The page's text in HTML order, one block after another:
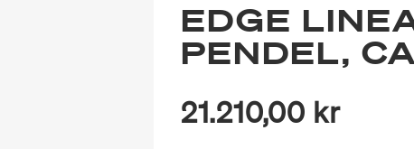
EDGE
PENDEL,
21.210,00 kr